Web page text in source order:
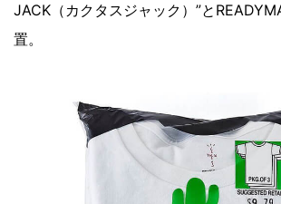
JACK（カクタスジャック）”と
置。